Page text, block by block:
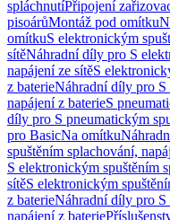
spláchnutíPřipojení
pisoárůMontáž pod omítku
omítkuS elektronickým
sítěNáhradní díly pro S
napájení ze sítěS
z baterieNáhradní díly pro S
napájení z baterieS
díly pro S pneumatickým
pro BasicNa omítku
spuštěním splachování,
S elektronickým spuštěním
sítěS elektronickým
z baterieNáhradní díly pro S
napájení z baterie